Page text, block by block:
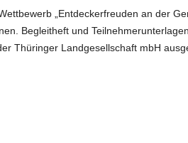
„Entdeckerfreuden an der
Begleitheft und
Thüringer Landgesellschaft mbH